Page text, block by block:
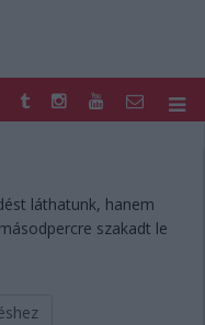
láthatunk, hanem
szakadt le